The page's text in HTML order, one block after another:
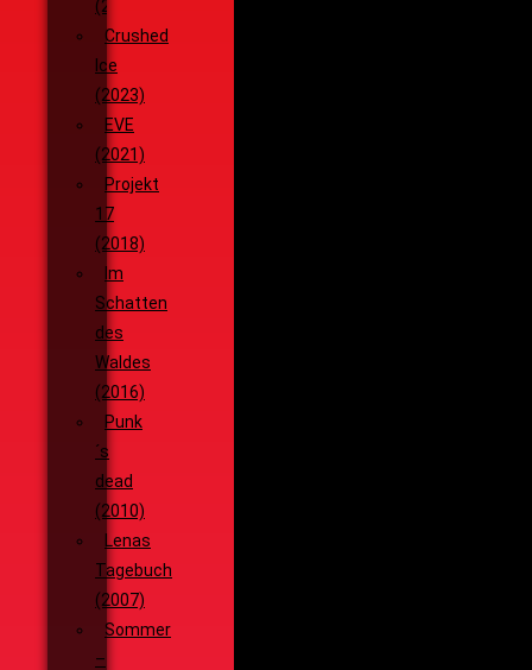
(2025)
Crushed
Ice
(2023)
EVE
(2021)
Projekt
17
(2018)
Im
Schatten
des
Waldes
(2016)
Punk
´s
dead
(2010)
Lenas
Tagebuch
(2007)
Sommer
–